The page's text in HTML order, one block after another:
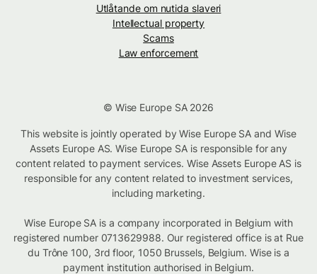
Utlåtande om nutida slaveri
Intellectual property
Scams
Law enforcement
© Wise Europe SA 2026
This website is jointly operated by Wise Europe SA and Wise
Assets Europe AS. Wise Europe SA is responsible for any
content related to payment services. Wise Assets Europe AS is
responsible for any content related to investment services,
including marketing.
Wise Europe SA is a company incorporated in Belgium with
registered number 0713629988. Our registered office is at Rue
du Trône 100, 3rd floor, 1050 Brussels, Belgium. Wise is a
payment institution authorised in Belgium.